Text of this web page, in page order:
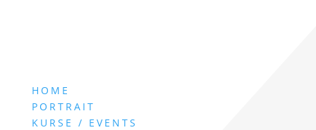
HOME
PORTRAIT
KURSE / EVENTS